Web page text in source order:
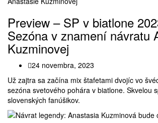
Preview – SP v biatlone
Sezóna v znamení návratu
Kuzminovej
24 novembra, 2023
Už zajtra sa začína mix štafetami dvojíc vo
sezóna svetového pohára v biatlone. Skvelou
slovenských fanúšikov.